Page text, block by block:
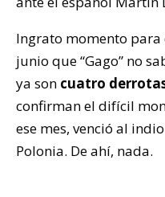
Ingrato momento para
junio que “Gago” no
ya son cuatro
confirman el difícil
ese mes, venció al
Polonia. De ahí, nada.